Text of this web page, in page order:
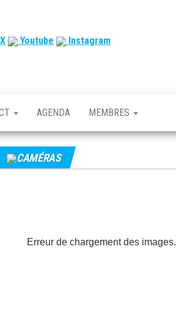
Youtube Instagram
AGENDA MEMBRES
CAMÉRAS
Erreur de chargement des images.